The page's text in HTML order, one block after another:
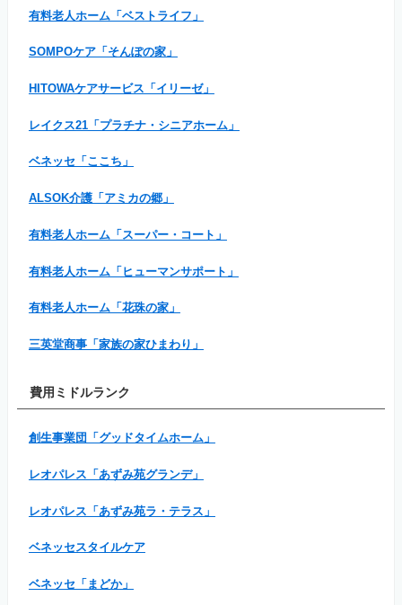
有料老人ホーム「ベストライフ」
SOMPOケア「そんぽの家」
HITOWAケアサービス「イリーゼ」
レイクス21「プラチナ・シニアホーム」
ベネッセ「ここち」
ALSOK介護「アミカの郷」
有料老人ホーム「スーパー・コート」
有料老人ホーム「ヒューマンサポート」
有料老人ホーム「花珠の家」
三英堂商事「家族の家ひまわり」
費用ミドルランク
創生事業団「グッドタイムホーム」
レオパレス「あずみ苑グランデ」
レオパレス「あずみ苑ラ・テラス」
ベネッセスタイルケア
ベネッセ「まどか」